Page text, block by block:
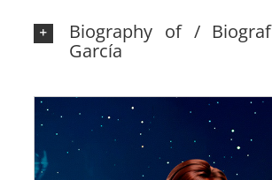
Biography of /
García